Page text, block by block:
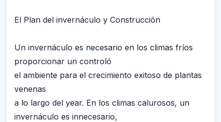
El Plan del invernáculo y Construcción
Un invernáculo es necesario en los climas fríos
proporcionar un controló
el ambiente para el crecimiento exitoso de plantas
venenas
a lo largo del year. En los climas calurosos, un
invernáculo es innecesario,